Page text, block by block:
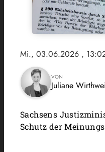
Mi., 03.06.2026 ,
VON
Juliane
Sachsens
Schutz der